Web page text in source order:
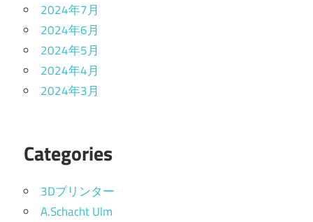
2024年7月
2024年6月
2024年5月
2024年4月
2024年3月
Categories
3Dプリンター
A.Schacht Ulm